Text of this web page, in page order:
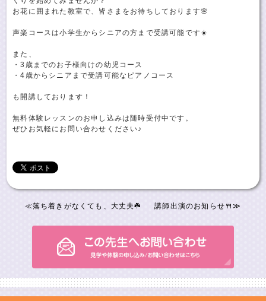
お花に囲まれた教室で、皆さまをお待ちしております🌸
声楽コースは小学生からシニアの方まで受講可能です☀️
また、
・3歳までのお子様向けの幼児コース
・4歳からシニアまで受講可能なピアノコース
も開講しております！
無料体験レッスンのお申し込みは随時受付中です。
ぜひお気軽にお問い合わせください♪
≪落ち着きがなくても、大丈夫☘️ 講師出演のお知らせ🍴≫